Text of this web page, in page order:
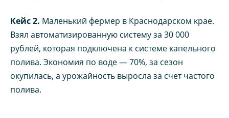
Кейс 2. Маленький фермер в Краснодарском крае.
Взял автоматизированную систему за 30 000
рублей, которая подключена к системе капельного
полива. Экономия по воде — 70%, за сезон
окупилась, а урожайность выросла за счет частого
полива.